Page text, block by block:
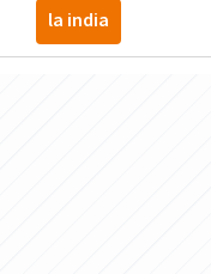
la india